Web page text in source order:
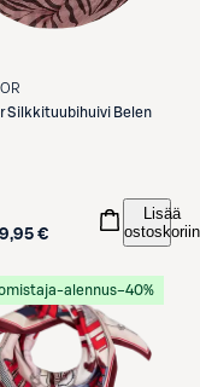
Silkkituubihuivi Belen
€
Lisää
ostoskoriin
alennus−40%